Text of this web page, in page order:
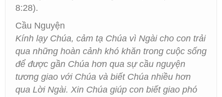
8:28).
Cầu Nguyện
Kính lạy Chúa, cảm tạ Chúa vì Ngài cho con trải
qua những hoàn cảnh khó khăn trong cuộc sống
để được gần Chúa hơn qua sự cầu nguyện
tương giao với Chúa và biết Chúa nhiều hơn
qua Lời Ngài. Xin Chúa giúp con biết giao phó